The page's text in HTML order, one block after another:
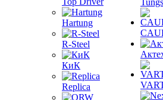
Hartung
R-Steel
КиК
Replica